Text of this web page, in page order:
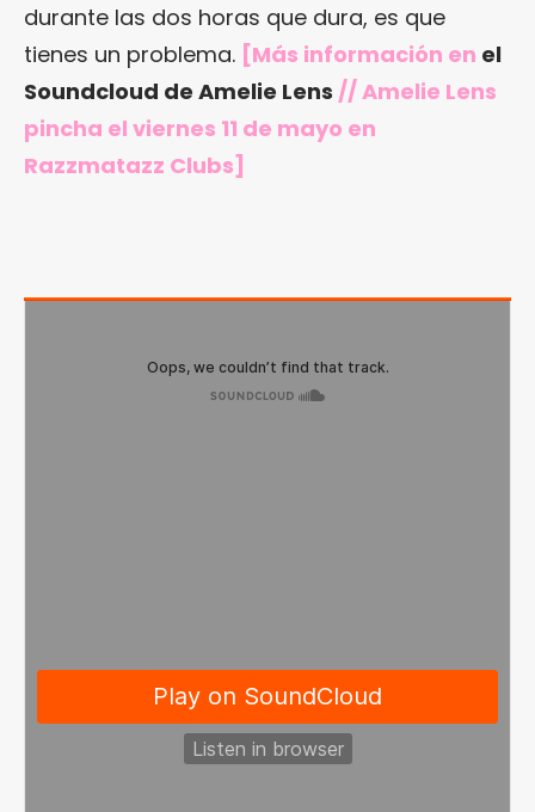
durante las dos horas que dura, es que
tienes un problema. [Más información en el
Soundcloud de Amelie Lens // Amelie Lens
pincha el viernes 11 de mayo en
Razzmatazz Clubs]